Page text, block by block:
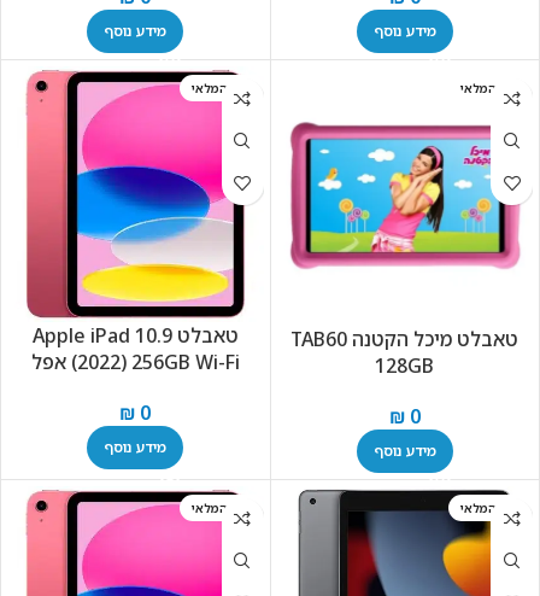
מידע נוסף מידע נוסף
אזל המלאי
טאבלט מיכל הקטנה TAB60
128GB
₪0
מידע נוסף
אזל המלאי
טאבלט Apple iPad 10.9
(2022) 256GB Wi-Fi אפל
₪ 0
מידע נוסף
אזל המלאי אזל המלאי